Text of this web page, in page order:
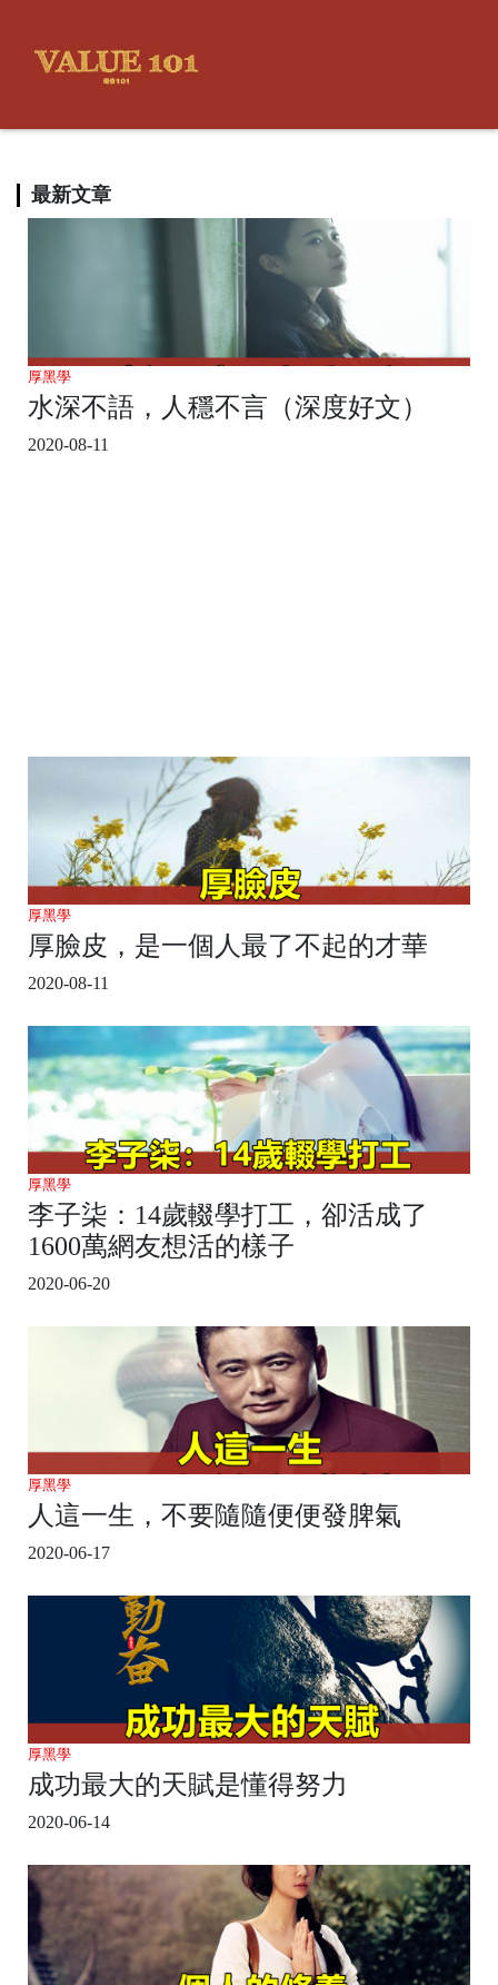
最新文章
厚黑學
水深不語，人穩不言（深度好文）
2020-08-11
厚黑學
厚臉皮，是一個人最了不起的才華
2020-08-11
厚黑學
李子柒：14歲輟學打工，卻活成了
1600萬網友想活的樣子
2020-06-20
厚黑學
人這一生，不要隨隨便便發脾氣
2020-06-17
厚黑學
成功最大的天賦是懂得努力
2020-06-14